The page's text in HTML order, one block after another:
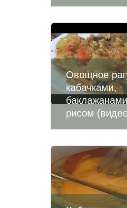
Овощное
кабачками,
рисом